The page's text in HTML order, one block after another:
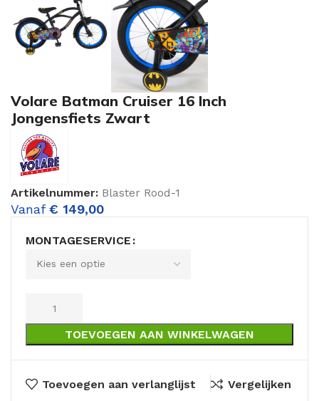
Volare Batman Cruiser 16 Inch
Jongensfiets Zwart
Artikelnummer: Blaster Rood-1
Vanaf € 149,00
MONTAGESERVICE
TOEVOEGEN AAN WINKELWAGEN
Toevoegen aan verlanglijst Vergelijken